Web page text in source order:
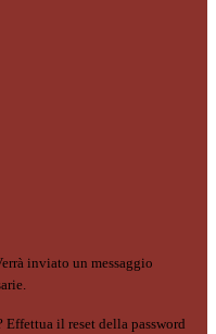
inviato un messaggio
Effettua il reset della password